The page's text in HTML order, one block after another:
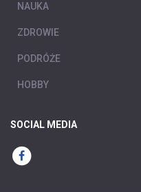
NAUKA
ZDROWIE
PODRÓŻE
HOBBY
SOCIAL MEDIA